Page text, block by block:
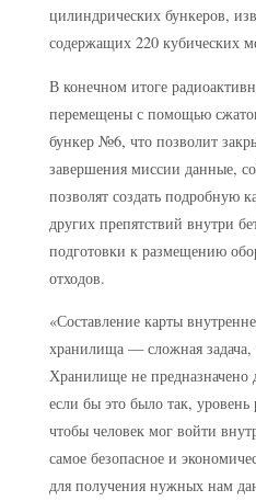
цилиндрических бункеров,
содержащих 220 кубических
В конечном итоге
перемещены с помощью
бункер №6, что позволит
завершения миссии данные,
позволят создать подробную
других препятствий внутри
подготовки к размещению
отходов.
«Составление карты
хранилища — сложная
Хранилище не предназначено
если бы это было так,
чтобы человек мог войти
самое безопасное и
для получения нужных нам